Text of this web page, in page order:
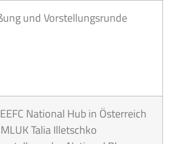
und Vorstellungsrunde
National Hub in Österreich
Talia Illetschko